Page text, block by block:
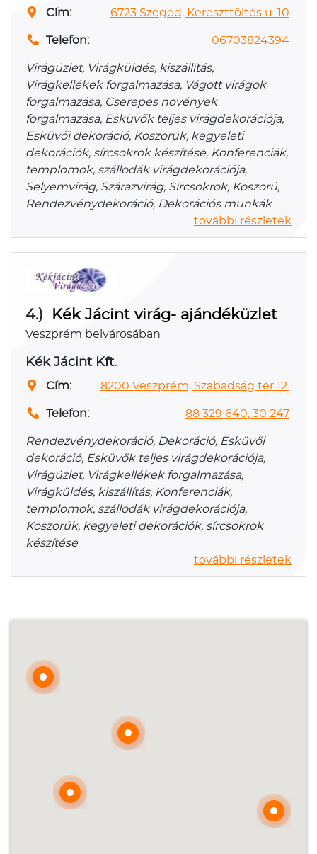
Cím: 6723 Szeged, Kereszttöltés u. 10
Telefon: 06703824394
Virágüzlet, Virágküldés, kiszállítás,
Virágkellékek forgalmazása, Vágott virágok
forgalmazása, Cserepes növények
forgalmazása, Esküvők teljes virágdekorációja,
Esküvői dekoráció, Koszorúk, kegyeleti
dekorációk, sírcsokrok készítése, Konferenciák,
templomok, szállodák virágdekorációja,
Selyemvirág, Szárazvirág, Sírcsokrok, Koszorú,
Rendezvénydekoráció, Dekorációs munkák
további részletek
4.) Kék Jácint virág- ajándéküzlet
Veszprém belvárosában
Kék Jácint Kft.
Cím: 8200 Veszprém, Szabadság tér 12.
Telefon: 88 329 640, 30 247
Rendezvénydekoráció, Dekoráció, Esküvői
dekoráció, Esküvők teljes virágdekorációja,
Virágüzlet, Virágkellékek forgalmazása,
Virágküldés, kiszállítás, Konferenciák,
templomok, szállodák virágdekorációja,
Koszorúk, kegyeleti dekorációk, sírcsokrok
készítése
további részletek